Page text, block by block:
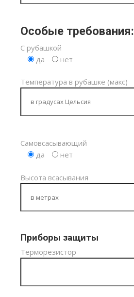
Особые требования:
С рубашкой
да
нет
Температура в рубашке (макс)
Самовсасывающий
да
нет
Высота всасывания
Приборы защиты
Терморезистор